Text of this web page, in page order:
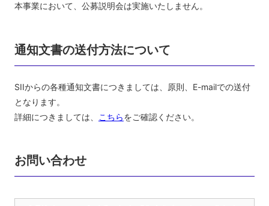
本事業において、公募説明会は実施いたしません。
通知文書の送付方法について
SIIからの各種通知文書につきましては、原則、E-mailでの送付
となります。
詳細につきましては、
こちらをご確認ください。
お問い合わせ